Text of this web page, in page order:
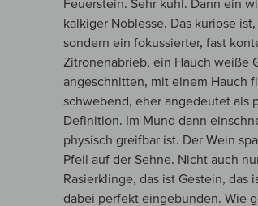
Feuerstein. Sehr kühl. Dann ein
kalkiger Noblesse. Das kuriose
sondern ein fokussierter, fast
Zitronenabrieb, ein Hauch weiße
angeschnitten, mit einem Hauch
schwebend, eher angedeutet als
Definition. Im Mund dann
physisch greifbar ist. Der Wein
Pfeil auf der Sehne. Nicht auch
Rasierklinge, das ist Gestein,
dabei perfekt eingebunden. Wie